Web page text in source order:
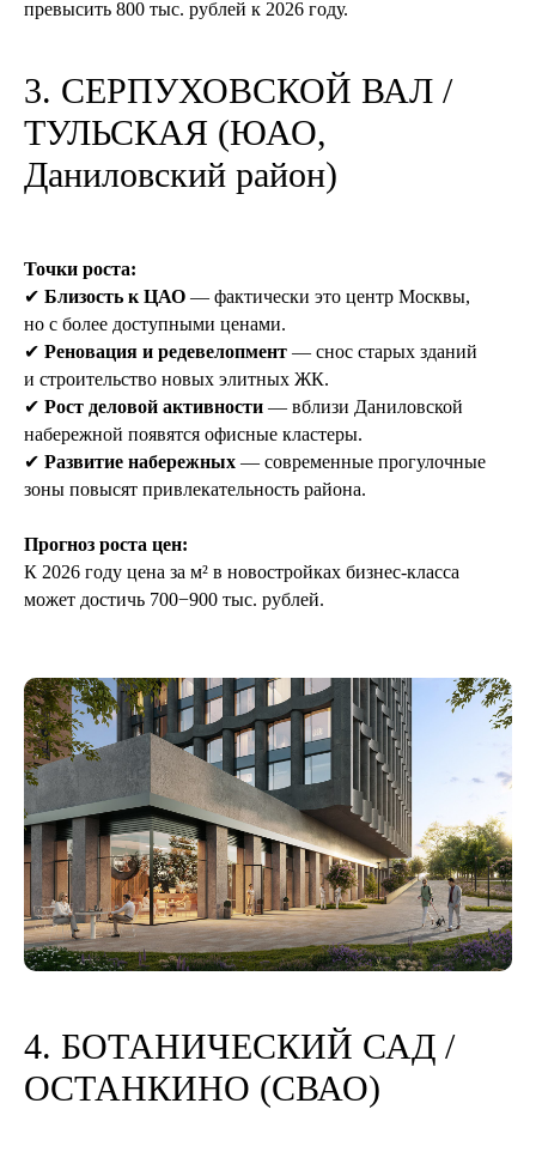
превысить 800 тыс. рублей к 2026 году.
3. СЕРПУХОВСКОЙ ВАЛ /
ТУЛЬСКАЯ (ЮАО,
Даниловский район)
Точки роста:
✔ Близость к ЦАО — фактически это центр Москвы,
но с более доступными ценами.
✔ Реновация и редевелопмент — снос старых зданий
и строительство новых элитных ЖК.
✔ Рост деловой активности — вблизи Даниловской
набережной появятся офисные кластеры.
✔ Развитие набережных — современные прогулочные
зоны повысят привлекательность района.
Прогноз роста цен:
К 2026 году цена за м² в новостройках бизнес-класса
может достичь 700−900 тыс. рублей.
4. БОТАНИЧЕСКИЙ САД /
ОСТАНКИНО (СВАО)